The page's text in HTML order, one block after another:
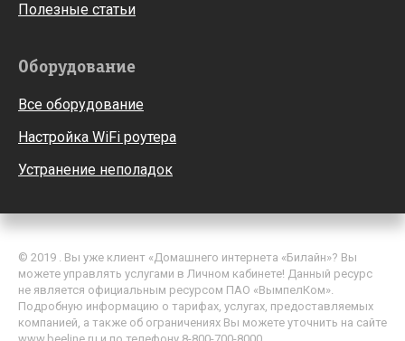
Полезные статьи
Оборудование
Все оборудование
Настройка WiFi роутера
Устранение неполадок
© 2019 . Вы уже клиент «Домашнего интернета «Билайн»? Вы
можете управлять услугами в Личном кабинете! Данный ресурс
не является официальным ресурсом ПАО «ВымпелКом».
Подробную информацию о тарифах, услугах, предоставляемых
компанией, а также об ограничениях Вы можете уточнить на сайте